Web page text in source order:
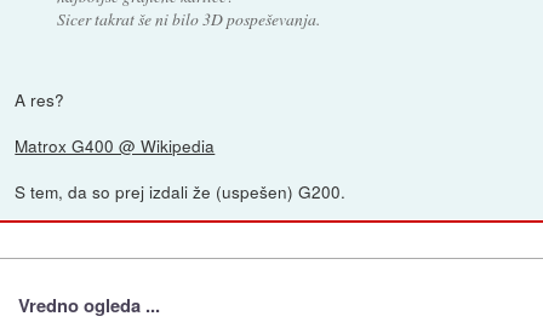
Sicer takrat še ni bilo 3D pospeševanja.
A res?
Matrox G400 @ Wikipedia
S tem, da so prej izdali že (uspešen) G200.
Vredno ogleda ...